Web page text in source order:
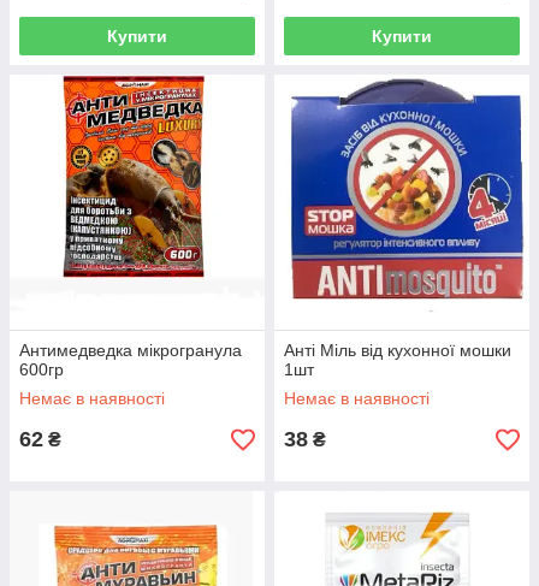
Купити Купити
Антимедведка мікрогранула
600гр
Немає в наявності
62 ₴
Анті Міль від кухонної мошки
1шт
Немає в наявності
38 ₴